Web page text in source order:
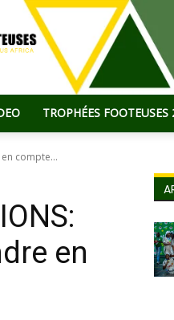
TROPHÉES FOOTEUSES
en compte...
en